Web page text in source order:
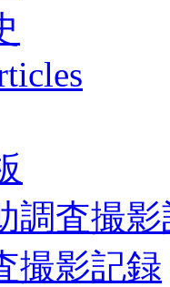
調査撮
撮影記録